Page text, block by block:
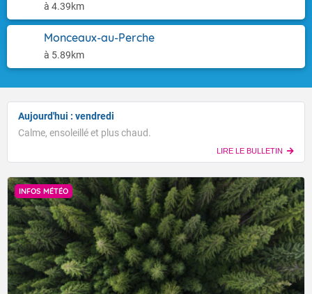
à 4.39km
Monceaux-au-Perche
à 5.89km
Aujourd'hui : vendredi
Calme, ensoleillé et plus chaud.
LIRE LE BULLETIN
INFOS MÉTÉO